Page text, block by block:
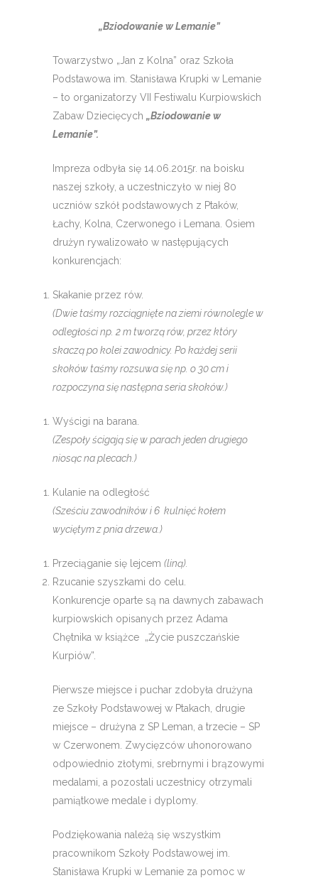
„Bziodowanie w Lemanie”
Towarzystwo „Jan z Kolna” oraz Szkoła
Podstawowa im. Stanisława Krupki w Lemanie
– to organizatorzy VII Festiwalu Kurpiowskich
Zabaw Dziecięcych „Bziodowanie w
Lemanie”.
Impreza odbyła się 14.06.2015r. na boisku
naszej szkoły, a uczestniczyło w niej 80
uczniów szkół podstawowych z Ptaków,
Łachy, Kolna, Czerwonego i Lemana. Osiem
drużyn rywalizowało w następujących
konkurencjach:
Skakanie przez rów.
(Dwie taśmy rozciągnięte na ziemi równolegle w
odległości np. 2 m tworzą rów, przez który
skaczą po kolei zawodnicy. Po każdej serii
skoków taśmy rozsuwa się np. o 30 cm i
rozpoczyna się następna seria skoków.)
Wyścigi na barana.
(Zespoły ścigają się w parach jeden drugiego
niosąc na plecach.)
Kulanie na odległość
(Sześciu zawodników i 6 kulnięć kołem
wyciętym z pnia drzewa.)
Przeciąganie się lejcem (liną).
Rzucanie szyszkami do celu.
Konkurencje oparte są na dawnych zabawach
kurpiowskich opisanych przez Adama
Chętnika w książce „Życie pusz­czańskie
Kurpiów”.
Pierwsze miejsce i puchar zdobyła drużyna
ze Szkoły Podstawowej w Ptakach, drugie
miejsce – drużyna z SP Leman, a trzecie – SP
w Czerwonem. Zwycięzców uhonorowano
odpowiednio złotymi, srebrnymi i brązowymi
medalami, a pozostali uczestnicy otrzymali
pamiątkowe medale i dyplomy.
Podziękowania należą się wszystkim
pracownikom Szkoły Podstawowej im.
Stanisława Krupki w Lemanie za pomoc w